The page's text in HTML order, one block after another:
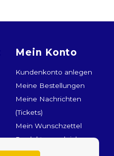
Mein Konto
Kundenkonto anlegen
Meine Bestellungen
Meine Nachrichten
(Tickets)
Mein Wunschzettel
Produkte vergleichen